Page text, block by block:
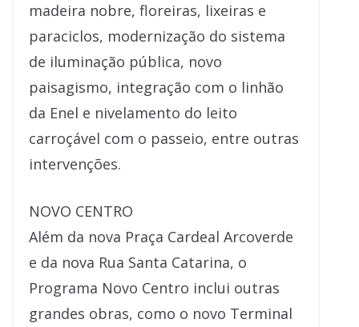
madeira nobre, floreiras, lixeiras e
paraciclos, modernização do sistema
de iluminação pública, novo
paisagismo, integração com o linhão
da Enel e nivelamento do leito
carroçável com o passeio, entre outras
intervenções.
NOVO CENTRO
Além da nova Praça Cardeal Arcoverde
e da nova Rua Santa Catarina, o
Programa Novo Centro inclui outras
grandes obras, como o novo Terminal